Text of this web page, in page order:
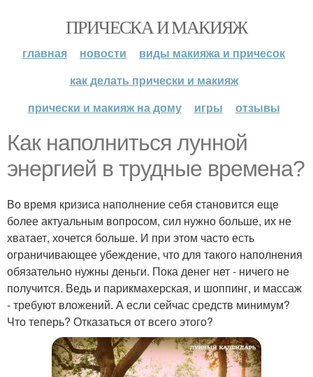
ПРИЧЕСКА И МАКИЯЖ
главная новости
виды макияжа и причесок
как делать прически и макияж
прически и макияж на дому
игры отзывы
Как наполниться лунной
энергией в трудные времена?
Во время кризиса наполнение себя становится еще
более актуальным вопросом, сил нужно больше, их не
хватает, хочется больше. И при этом часто есть
ограничивающее убеждение, что для такого наполнения
обязательно нужны деньги. Пока денег нет - ничего не
получится. Ведь и парикмахерская, и шоппинг, и массаж
- требуют вложений. А если сейчас средств минимум?
Что теперь? Отказаться от всего этого?